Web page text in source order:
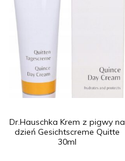
Dr.Hauschka Krem z pigwy na
dzień Gesichtscreme Quitte
30ml